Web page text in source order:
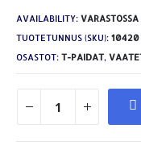
AVAILABILITY: VARASTOSSA
TUOTETUNNUS (SKU): 10420
OSASTOT: T-PAIDAT,